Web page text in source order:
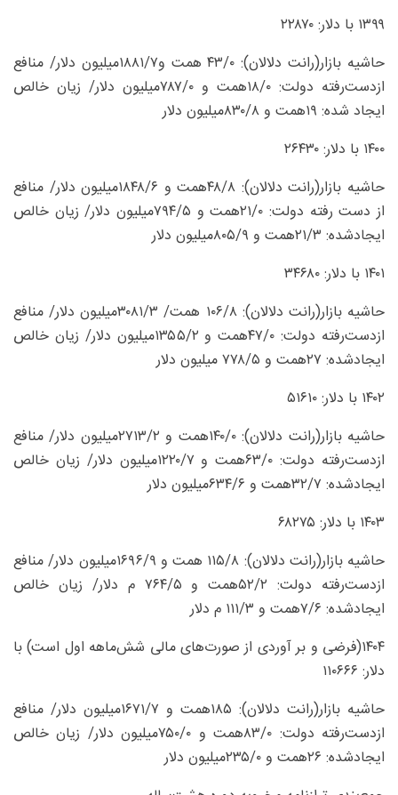
۱۳۹۹ با دلار: ۲۲۸۷۰
حاشیه بازار(رانت دلالان): ۰/‏۴۳ همت و۷/‏۱۸۸۱‌میلیون دلار/ منافع
ازدست‌رفته دولت: ۰/‏۱۸همت و ۰/‏۷۸۷‌میلیون دلار/ زیان خالص
ایجاد شده: ۱۹همت و‏ ۸/‏۸۳۰‌میلیون دلار
۱۴۰۰ با دلار: ۲۶۴۳۰
حاشیه بازار(رانت دلالان): ۸/‏۴۸همت و‏ ۶/‏۱۸۴۸‌میلیون دلار/ منافع
از دست رفته دولت: ۰/‏۲۱همت و ۵/‏۷۹۴‌میلیون دلار/ زیان خالص
ایجادشده: ۳/‏۲۱همت و‏ ۹/‏۸۰۵‌میلیون دلار
۱۴۰۱ با دلار: ۳۴۶۸۰
حاشیه بازار(رانت دلالان): ۸/‏۱۰۶ همت/‏ ۳/‏۳۰۸۱‌میلیون دلار/ منافع
ازدست‌رفته دولت: ۰/‏۴۷همت و ۲/‏۱۳۵۵‌میلیون دلار/ زیان خالص
ایجادشده: ۲۷همت و ۵/‏۷۷۸ ‌میلیون دلار
۱۴۰۲ با دلار: ۵۱۶۱۰
حاشیه بازار(رانت دلالان): ۰/‏۱۴۰همت و‏ ۲/‏۲۷۱۳‌میلیون دلار/ منافع
ازدست‌رفته دولت: ۰/‏۶۳همت و ۷/‏۱۲۲۰‌میلیون دلار/ زیان خالص
ایجادشده: ۷/‏۳۲همت و‏ ۶/‏۶۳۴‌میلیون دلار
۱۴۰۳ با دلار: ۶۸۲۷۵
حاشیه بازار(رانت دلالان): ۸/‏۱۱۵ همت و‏ ۹/‏۱۶۹۶‌میلیون دلار/ منافع
ازدست‌رفته دولت: ۲/‏۵۲همت و ۵/‏۷۶۴ م دلار/ زیان خالص
ایجادشده: ۶/‏۷همت و ۳/‏۱۱۱ م دلار
۱۴۰۴(فرضی و بر آوردی از صورت‌های مالی شش‌ماهه اول است) با
دلار: ۱۱۰۶۶۶
حاشیه بازار(رانت دلالان): ۱۸۵همت و ۷/‏۱۶۷۱‌میلیون دلار/ منافع
ازدست‌رفته دولت: ۰/‏۸۳همت و ۰/‏۷۵۰‌میلیون دلار/ زیان خالص
ایجادشده: ۲۶همت و‏ ۰/‏۲۳۵‌میلیون دلار